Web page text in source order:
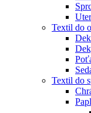
Textil do
Textil do